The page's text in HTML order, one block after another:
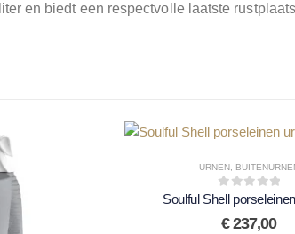
en biedt een respectvolle laatste
URNEN,
0out of 5
Soulful Shell
€237,00